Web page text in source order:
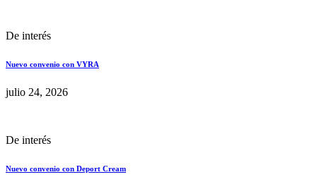
De interés
Nuevo convenio con VYRA
julio 24, 2026
De interés
Nuevo convenio con Deport Cream